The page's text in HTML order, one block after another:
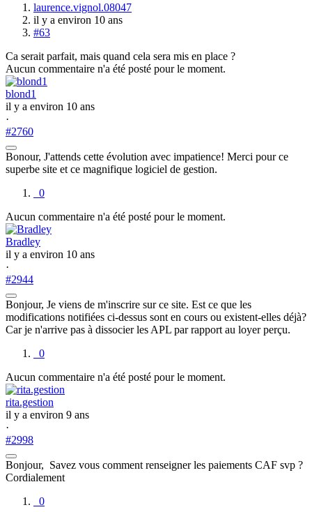
laurence.vignol.08047
il y a environ 10 ans
#63
Ca serait parfait, mais quand cela sera mis en place ?
Aucun commentaire n'a été posté pour le moment.
blond1
il y a environ 10 ans
·
#2760
Bonour, J'attends cette évolution avec impatience! Merci pour ce
superbe site et ce magnifique logiciel de gestion.
0
Aucun commentaire n'a été posté pour le moment.
Bradley
il y a environ 10 ans
·
#2944
Bonjour, Je viens de m'inscrire sur ce site. Est ce que les
modifications notifiées ci-dessus sont en cours ou existent-elles déjà?
Car je n'arrive pas à dissocier les APL par rapport au loyer perçu.
0
Aucun commentaire n'a été posté pour le moment.
rita.gestion
il y a environ 9 ans
·
#2998
Bonjour, Savez vous comment renseigner les paiements CAF svp ?
Cordialement
0